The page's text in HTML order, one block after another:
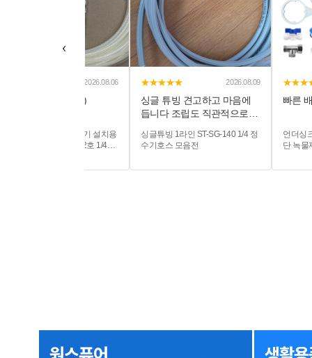
‹
2026.08.06
받았습니다~~~ (1)
DIY42 막힘없는 실외기 설치용
프레이노즐 DIY세트42호 1/4구
★★★★★ 2026.08.09
싱글 튜빙 견고하고 마음에
듭니다 조립도 직관적으로
싱글튜빙 1라인 ST-SG-140 1/4 정
수기호스 모음전
빠른
언더싱
단 녹물